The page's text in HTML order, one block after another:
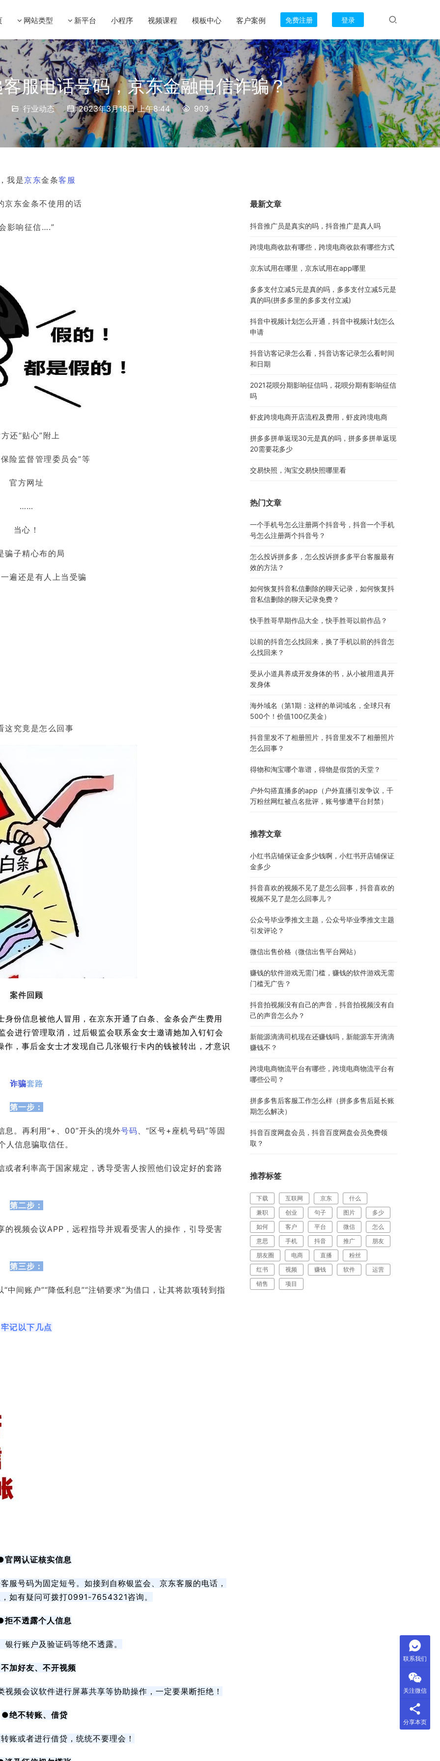
网站类型 新平台 小程序 视频课程 模板中心 客户案例 免费注册 登录
服电话号码，京东金融电信诈骗？
行业动态 2023年3月18日 上午8:44 903
我是京东金条客服
京东金条不使用的话
影响征信….”
还“贴心”附上
险监督管理委员会”等
官方网址
……
当心！
骗子精心布的局
遍还是有人上当受骗
这究竟是怎么回事
案件回顾
身份信息被他人冒用，在京东开通了 白条 、金条会产生费用
进行管理取消，过后银监会联系金女士邀请她加入钉钉会
，事后金女士才发现自己几张银行卡内的钱被转出，才意识
诈骗套路
第一步：
息。再利用“+、00”开头的境外号码、“区号+座机号码”等固
信息骗取信任。
者利率高于国家规定，诱导受害人按照他们设定好的套路
第二步：
视频会议APP，远程指导并观看受害人的操作，引导受害
第三步：
间账户”“降低利息”“注销要求”为借口，让其将款项转到指
牢记以下几点
官网认证核实信息
服号码为固定短号。如接到自称银监会、京东客服的电话，
如有疑问可拨打0991-7654321咨询。
拒不透露个人信息
银行账户及验证码等绝不透露。
加好友、不开视频
频会议软件进行屏幕共享等协助操作，一定要果断拒绝！
●绝不转账、借贷
账或者进行借贷，统统不要理会！
最新文章
抖音推广员是真实的吗，抖音推广是真人吗
跨境电商收款有哪些，跨境电商收款有哪些方式
京东试用在哪里，京东试用在app哪里
多多支付立减5元是真的吗，多多支付立减5元是
真的吗(拼多多里的多多支付立减)
抖音中视频计划怎么开通，抖音中视频计划怎么
申请
抖音访客记录怎么看，抖音访客记录怎么看时间
和日期
2021花呗分期影响征信吗，花呗分期有影响征信
吗
虾皮跨境电商开店流程及费用，虾皮跨境电商
拼多多拼单返现30元是真的吗，拼多多拼单返现
20需要花多少
交易快照，淘宝交易快照哪里看
热门文章
一个手机号怎么注册两个抖音号，抖音一个手机
号怎么注册两个抖音号？
怎么投诉拼多多，怎么投诉拼多多平台客服最有
效的方法？
如何恢复抖音私信删除的聊天记录，如何恢复抖
音私信删除的聊天记录免费？
快手胜哥早期作品大全，快手胜哥以前作品？
以前的抖音怎么找回来，换了手机以前的抖音怎
么找回来？
受从小道具养成开发身体的书，从小被用道具开
发身体
海外域名（第1期：这样的单词域名，全球只有
500个！价值100亿美金）
抖音里发不了相册照片，抖音里发不了相册照片
怎么回事？
得物和淘宝哪个靠谱，得物是假货的天堂？
户外勾搭直播多的app（户外直播引发争议，千
万粉丝网红被点名批评，账号惨遭平台封禁）
推荐文章
小红书店铺保证金多少钱啊，小红书开店铺保证
金多少
抖音喜欢的视频不见了是怎么回事，抖音喜欢的
视频不见了是怎么回事儿？
公众号毕业季推文主题，公众号毕业季推文主题
引发评论？
微信出售价格（微信出售平台网站）
赚钱的软件游戏无需门槛，赚钱的软件游戏无需
门槛无广告？
抖音拍视频没有自己的声音，抖音拍视频没有自
己的声音怎么办？
新能源滴滴司机现在还赚钱吗，新能源车开滴滴
赚钱不？
跨境电商物流平台有哪些，跨境电商物流平台有
哪些公司？
拼多多售后客服工作怎么样（拼多多售后延长账
期怎么解决）
抖音百度网盘会员，抖音百度网盘会员免费领
取？
推荐标签
下载 互联网 京东
什么
兼职
创业 句子 图片
多少
如何
客户 平台 微信
怎么
意思
手机 抖音 推广
朋友
朋友圈
电商 直播
粉丝
红书
视频 赚钱 软件
运营
销售
项目
联系我们
关注微信
分享本页